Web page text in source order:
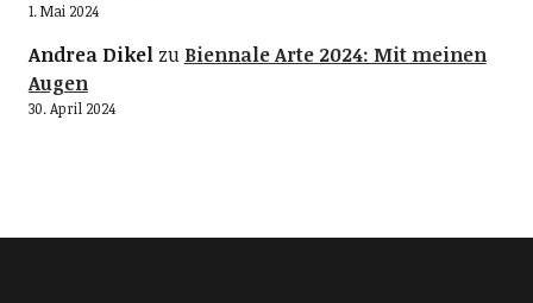
1. Mai 2024
Andrea Dikelzu Biennale Arte 2024: Mit meinen
Augen
30. April 2024